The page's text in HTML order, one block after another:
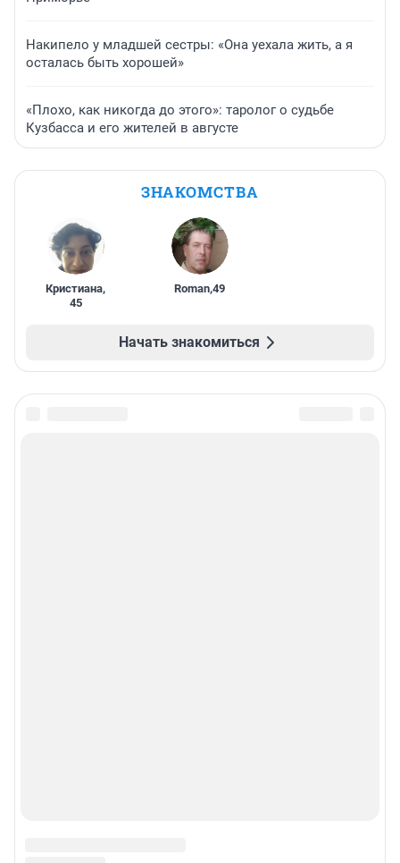
Накипело у младшей сестры: «Она уехала жить, а я
осталась быть хорошей»
«Плохо, как никогда до этого»: таролог о судьбе
Кузбасса и его жителей в августе
ЗНАКОМСТВА
Кристиана,
45
Roman,49
Начать знакомиться